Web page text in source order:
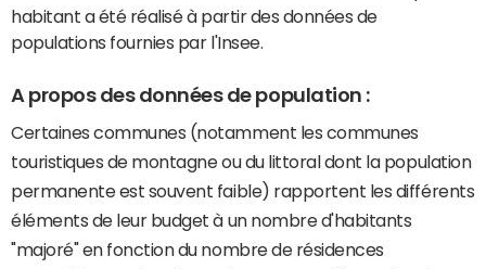
habitant a été réalisé à partir des données de
populations fournies par l'Insee.
A propos des données de population :
Certaines communes (notamment les communes
touristiques de montagne ou du littoral dont la population
permanente est souvent faible) rapportent les différents
éléments de leur budget à un nombre d'habitants
"majoré" en fonction du nombre de résidences